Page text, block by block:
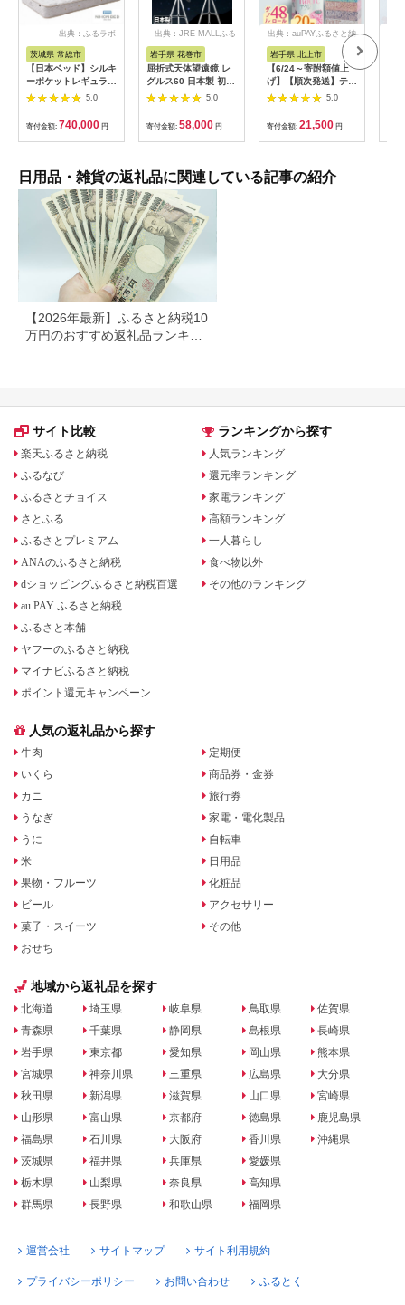
出典：ふるラボ
茨城県 常総市
【日本ベッド】シルキ
ーポケットレギュラー
11334 シングル 日本
ベッド シルキーポケ
ットレギュラー シン
グル 通気性 ロングセ
ラー 放湿性 ※沖縄
5.0
寄付金額: 740,000 円
出典：JRE MALLふる
さと納税
岩手県 花巻市
屈折式天体望遠鏡 レ
グルス60 日本製 初心
者用 スマホ撮影 (カラ
ー：オレンジ）
【1835-2】
5.0
寄付金額: 58,000 円
出典：auPAYふるさと納
岩手県 北上市
【6/24～寄附額値上
げ】【順次発送】ティ
ッシュペーパー 20箱
＆ トイレットロール
(ダブル) 48個 福祉施
設支援 日用品 常備品
備蓄品 box ちり紙 テ
ィッシュ パルプ
100％ 無香料 1箱
5.0
寄付金額: 21,500 円
日用品・雑貨の返礼品に関連している記事の紹介
【2026年最新】ふるさと納税10
万円のおすすめ返礼品ランキン
サイト比較
楽天ふるさと納税
ふるなび
ふるさとチョイス
さとふる
ふるさとプレミアム
ANAのふるさと納税
dショッピングふるさと納税百選
au PAY ふるさと納税
ふるさと本舗
ヤフーのふるさと納税
マイナビふるさと納税
ポイント還元キャンペーン
ランキングから探す
人気ランキング
還元率ランキング
家電ランキング
高額ランキング
一人暮らし
食べ物以外
その他のランキング
人気の返礼品から探す
牛肉
いくら
カニ
うなぎ
うに
米
果物・フルーツ
ビール
菓子・スイーツ
おせち
定期便
商品券・金券
旅行券
家電・電化製品
自転車
日用品
化粧品
アクセサリー
その他
地域から返礼品を探す
北海道
青森県
岩手県
宮城県
秋田県
山形県
福島県
茨城県
栃木県
群馬県
埼玉県
千葉県
東京都
神奈川県
新潟県
富山県
石川県
福井県
山梨県
長野県
岐阜県
静岡県
愛知県
三重県
滋賀県
京都府
大阪府
兵庫県
奈良県
和歌山県
鳥取県
島根県
岡山県
広島県
山口県
徳島県
香川県
愛媛県
高知県
福岡県
佐賀県
長崎県
熊本県
大分県
宮崎県
鹿児島県
沖縄県
運営会社 サイトマップ サイト利用規約
プライバシーポリシー お問い合わせ ふるとく